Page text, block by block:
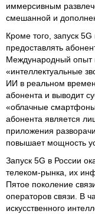
иммерсивным
смешанной и
Кроме того, запуск
предоставлять
Международный опыт
«интеллектуальные
ИИ в реальном
абонента и выводит
«облачные
абонента является
приложения
повышает мощность
Запуск 5G в России
телеком‑рынка, их
Пятое поколение
операторов связи. В
искусственного